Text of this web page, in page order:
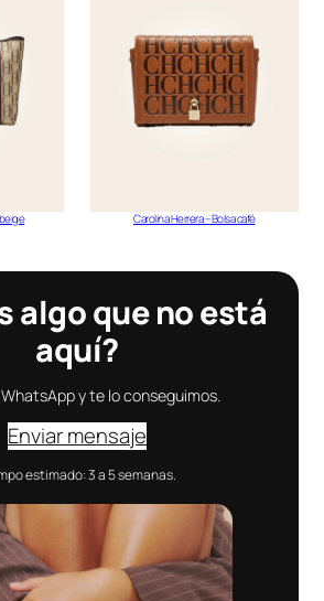
Carolina Herrera – Bolsa café
algo que no está
aquí?
y te lo conseguimos.
Enviar mensaje
estimado: 3 a 5 semanas.